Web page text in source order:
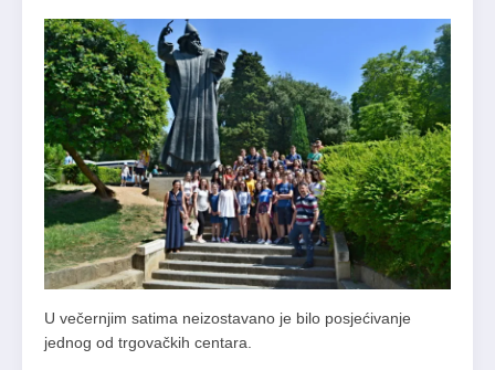
U večernjim satima neizostavano je bilo posjećivanje
jednog od trgovačkih centara.